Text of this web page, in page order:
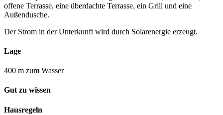
offene Terrasse, eine überdachte Terrasse, ein Grill und eine
Außendusche.
Der Strom in der Unterkunft wird durch Solarenergie erzeugt.
Lage
400 m zum Wasser
Gut zu wissen
Hausregeln